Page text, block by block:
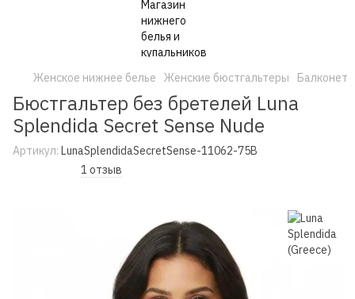
Женское нижнее белье Женские бюстгальтеры Балконет
Бюстгальтер без бретелей Luna
Splendida Secret Sense Nude
Артикул: LunaSplendidaSecretSense-11062-75B
1 отзыв